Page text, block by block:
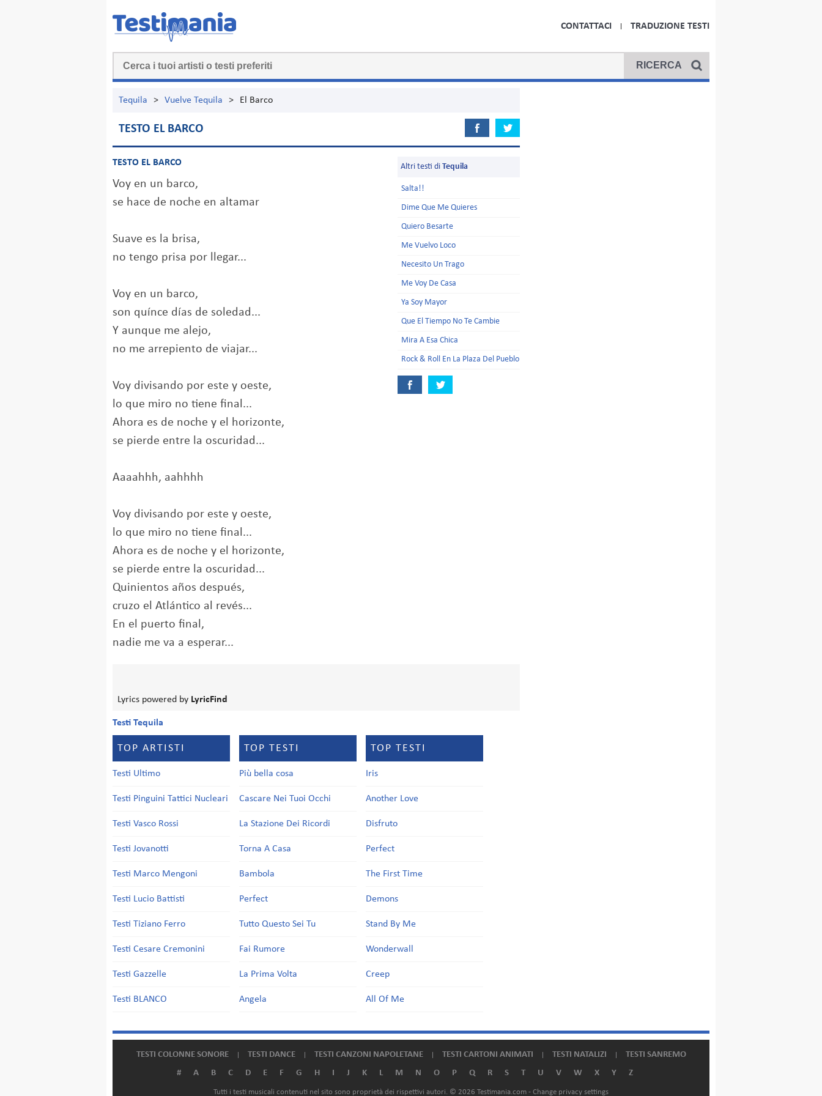
CONTATTACI TRADUZIONE TESTI
Tequila > Vuelve Tequila > El Barco
TESTO EL BARCO
TESTO EL BARCO
Voy en un barco,
se hace de noche en altamar
Suave es la brisa,
no tengo prisa por llegar...
Voy en un barco,
son quínce días de soledad...
Y aunque me alejo,
no me arrepiento de viajar...
Voy divisando por este y oeste,
lo que miro no tiene final...
Ahora es de noche y el horizonte,
se pierde entre la oscuridad...
Aaaahhh, aahhhh
Voy divisando por este y oeste,
lo que miro no tiene final...
Ahora es de noche y el horizonte,
se pierde entre la oscuridad...
Quinientos años después,
cruzo el Atlántico al revés...
En el puerto final,
nadie me va a esperar...
Altri testi di Tequila
Salta!!
Dime Que Me Quieres
Quiero Besarte
Me Vuelvo Loco
Necesito Un Trago
Me Voy De Casa
Ya Soy Mayor
Que El Tiempo No Te Cambie
Mira A Esa Chica
Rock & Roll En La Plaza Del Pueblo
Lyrics powered by LyricFind
Testi Tequila
TOP ARTISTI
Testi Ultimo
Testi Pinguini Tattici Nucleari
Testi Vasco Rossi
Testi Jovanotti
Testi Marco Mengoni
Testi Lucio Battisti
Testi Tiziano Ferro
Testi Cesare Cremonini
Testi Gazzelle
Testi BLANCO
TOP TESTI
Più bella cosa
Cascare Nei Tuoi Occhi
La Stazione Dei Ricordi
Torna A Casa
Bambola
Perfect
Tutto Questo Sei Tu
Fai Rumore
La Prima Volta
Angela
TOP TESTI
Iris
Another Love
Disfruto
Perfect
The First Time
Demons
Stand By Me
Wonderwall
Creep
All Of Me
TESTI COLONNE SONORE TESTI DANCE TESTI CANZONI NAPOLETANE TESTI CARTONI ANIMATI TESTI NATALIZI
TESTI SANREMO
#
A B C D E F G H I J K L M N O P Q R S T U V W X Y Z
Tutti i testi musicali contenuti nel sito sono proprietà dei rispettivi autori. © 2026 Testimania.com - Change privacy settings